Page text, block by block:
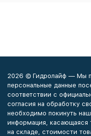
2026 © Гидролайф — Мы
персональные данные
соответствии с
согласия на обработку
необходимо покинуть
информация, касающаяся
на складе, стоимости